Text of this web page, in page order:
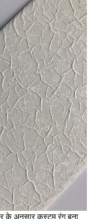
के अनुसार कस्टम रंग बना